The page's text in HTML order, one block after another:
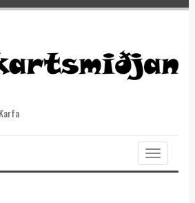
Karfa
Toggle
navigation